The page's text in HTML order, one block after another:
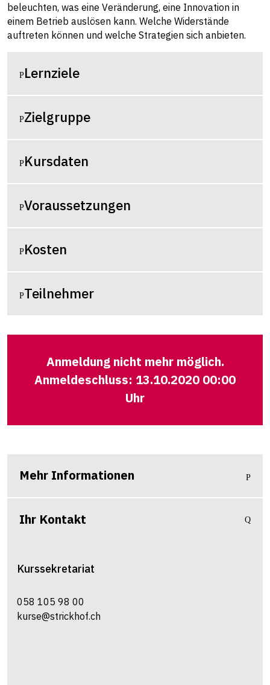
beleuchten, was eine Veränderung, eine Innovation in
einem Betrieb auslösen kann. Welche Widerstände
auftreten können und welche Strategien sich anbieten.
Lernziele
Zielgruppe
Kursdaten
Voraussetzungen
Kosten
Teilnehmer
Anmeldung nicht mehr möglich.
Anmeldeschluss: 13.10.2020 00:00
Uhr
Mehr Informationen
Ihr Kontakt
Kurssekretariat
058 105 98 00
kurse@strickhof.ch